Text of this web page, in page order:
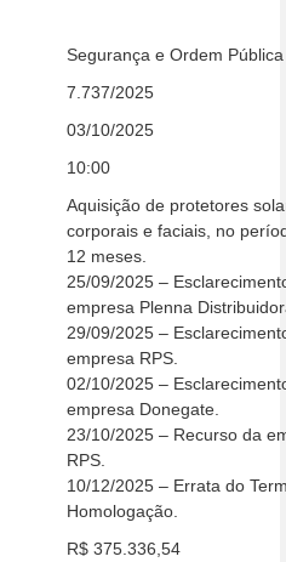
Segurança e Ordem Pública
7.737/2025
03/10/2025
10:00
Aquisição de protetores
corporais e faciais, no
12 meses.
25/09/2025 –
empresa Plenna
29/09/2025 –
empresa RPS.
02/10/2025 –
empresa Donegate.
23/10/2025 – Recurso da
RPS.
10/12/2025 – Errata do
Homologação.
R$ 375.336,54